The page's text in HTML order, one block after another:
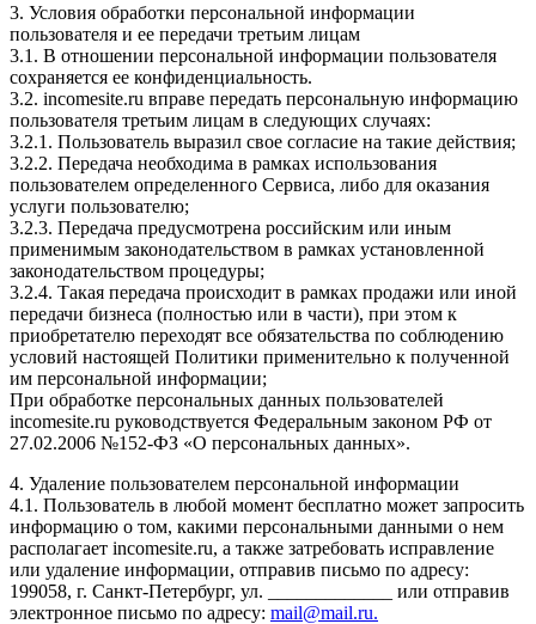
3. Условия обработки персональной информации
пользователя и ее передачи третьим лицам
3.1. В отношении персональной информации пользователя
сохраняется ее конфиденциальность.
3.2. incomesite.ru вправе передать персональную информацию
пользователя третьим лицам в следующих случаях:
3.2.1. Пользователь выразил свое согласие на такие действия;
3.2.2. Передача необходима в рамках использования
пользователем определенного Сервиса, либо для оказания
услуги пользователю;
3.2.3. Передача предусмотрена российским или иным
применимым законодательством в рамках установленной
законодательством процедуры;
3.2.4. Такая передача происходит в рамках продажи или иной
передачи бизнеса (полностью или в части), при этом к
приобретателю переходят все обязательства по соблюдению
условий настоящей Политики применительно к полученной
им персональной информации;
При обработке персональных данных пользователей
incomesite.ru руководствуется Федеральным законом РФ от
27.02.2006 №152-ФЗ «О персональных данных».
4. Удаление пользователем персональной информации
4.1. Пользователь в любой момент бесплатно может запросить
информацию о том, какими персональными данными о нем
располагает incomesite.ru, а также затребовать исправление
или удаление информации, отправив письмо по адресу:
199058, г. Санкт-Петербург, ул. _____________ или отправив
электронное письмо по адресу: mail@mail.ru.